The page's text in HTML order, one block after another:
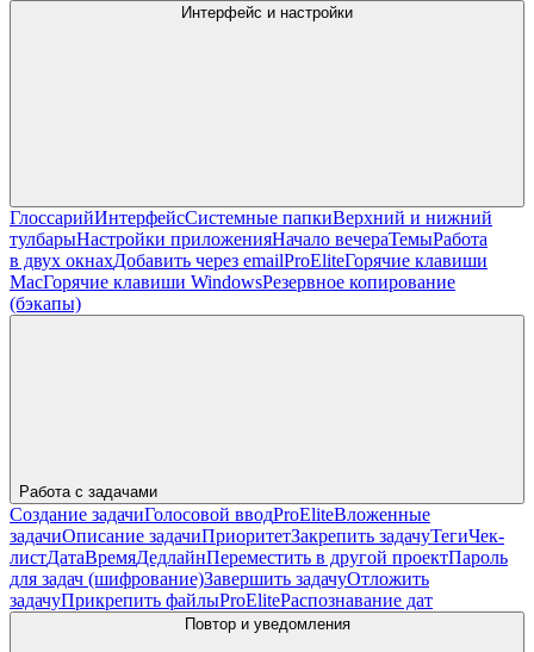
Интерфейс и настройки
ГлоссарийИнтерфейсСистемные папкиВерхний и нижний
тулбарыНастройки приложенияНачало вечераТемыРабота
в двух окнахДобавить через emailProEliteГорячие клавиши
MacГорячие клавиши WindowsРезервное копирование
(бэкапы)
Работа с задачами
Создание задачиГолосовой вводProEliteВложенные
задачиОписание задачиПриоритетЗакрепить задачуТегиЧек-
листДатаВремяДедлайнПереместить в другой проектПароль
для задач (шифрование)Завершить задачуОтложить
задачуПрикрепить файлыProEliteРаспознавание дат
Повтор и уведомления